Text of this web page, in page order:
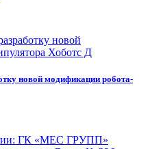
новой модификации робота-